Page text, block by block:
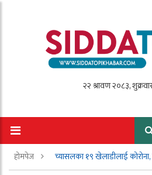
होमपेज च्यासलका १९ खेलाडीलाई